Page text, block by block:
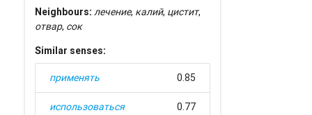
Neighbours: лечение, калий, цистит,
отвар, сок
Similar senses:
применять 0.85
использоваться 0.77